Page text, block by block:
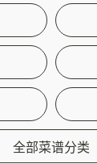
全部菜谱分类